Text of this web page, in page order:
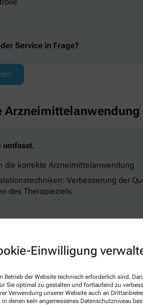
Einwilligung
Betrieb der Website technisch erforderlich sind.
Sie optimal zu gestalten und fortlaufend zu
Verwendung unserer Website auch an
denen kein angemessenes Datenschutzniveau
Service in Frage?
umfasst.
die korrekte Arzneimittelanwendung
Verbesserung der
des Therapieziels